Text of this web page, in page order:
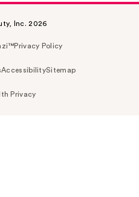
Inc. 2026
Privacy Policy
AccessibilitySitemap
Privacy